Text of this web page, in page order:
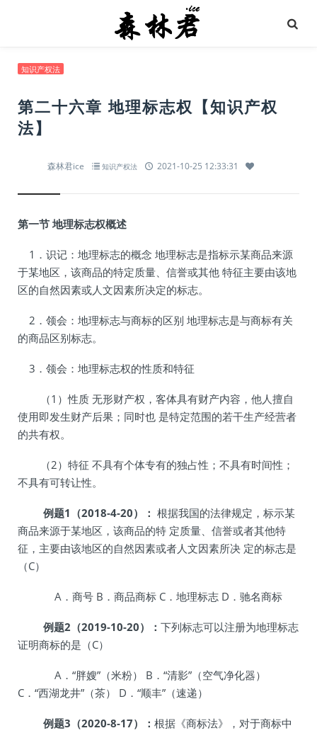
知识产权法
第二十六章 地理标志权【知识产权
法】
森林君ice 知识产权法 2021-10-25 12:33:31
第一节 地理标志权概述
1．识记：地理标志的概念 地理标志是指标示某商品来源
于某地区，该商品的特定质量、信誉或其他 特征主要由该地
区的自然因素或人文因素所决定的标志。
2．领会：地理标志与商标的区别 地理标志是与商标有关
的商品区别标志。
3．领会：地理标志权的性质和特征
（1）性质 无形财产权，客体具有财产内容，他人擅自
使用即发生财产后果；同时也 是特定范围的若干生产经营者
的共有权。
（2）特征 不具有个体专有的独占性；不具有时间性；
不具有可转让性。
例题1（2018-4-20）： 根据我国的法律规定，标示某
商品来源于某地区，该商品的特 定质量、信誉或者其他特
征，主要由该地区的自然因素或者人文因素所决 定的标志是
（C）
A．商号 B．商品商标 C．地理标志 D．驰名商标
例题2（2019-10-20）： 下列标志可以注册为地理标志
证明商标的是（C）
A．“胖嫂”（米粉） B．“清影”（空气净化器）
C．“西湖龙井”（茶） D．“顺丰”（速递）
例题3（2020-8-17）： 根据《商标法》，对于商标中